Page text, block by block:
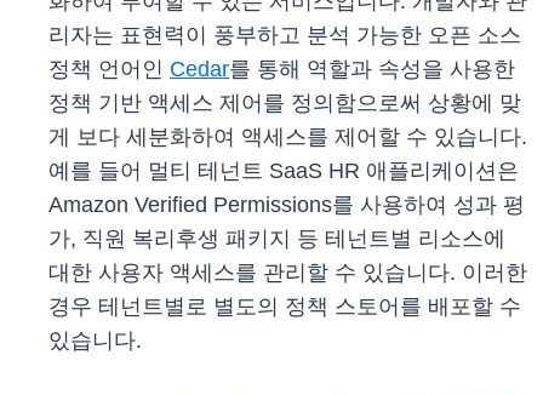
리자는 표현력이 풍부하고 분석 가능한 오픈 소스
정책 언어인 Cedar를 통해 역할과 속성을 사용한
정책 기반 액세스 제어를 정의함으로써 상황에 맞
게 보다 세분화하여 액세스를 제어할 수 있습니다.
예를 들어 멀티 테넌트 SaaS HR 애플리케이션은
Amazon Verified Permissions를 사용하여 성과 평
가, 직원 복리후생 패키지 등 테넌트별 리소스에
대한 사용자 액세스를 관리할 수 있습니다. 이러한
경우 테넌트별로 별도의 정책 스토어를 배포할 수
있습니다.